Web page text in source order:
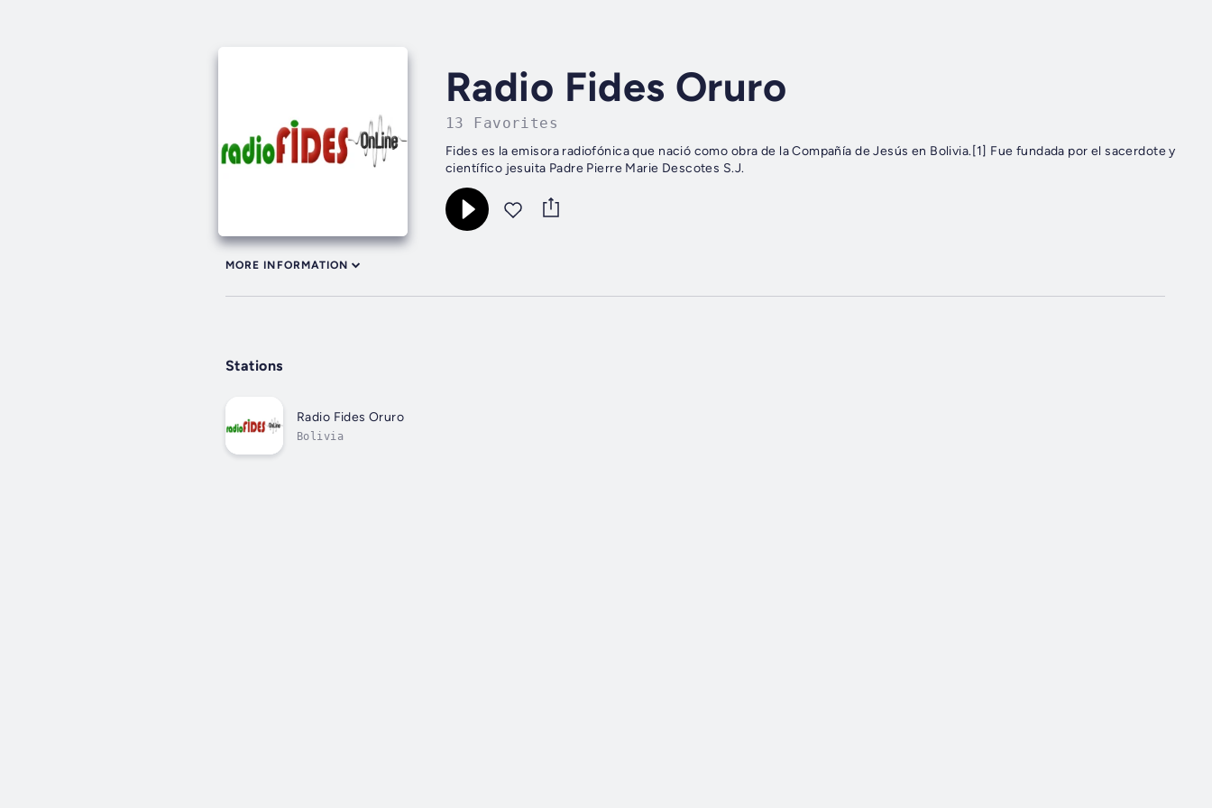
Radio Fides Oruro
13 Favorites
Fides es la emisora radiofónica que nació como obra de la Compañía de Jesús en Bolivia.[1] Fue fundada por el sacerdote y
científico jesuita Padre Pierre Marie Descotes S.J.
MORE INFORMATION
Stations
Radio Fides Oruro
Bolivia